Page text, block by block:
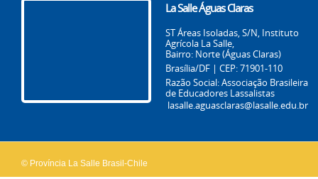
La Salle Águas Claras
ST Áreas Isoladas, S/N, Instituto
Agrícola La Salle,
Bairro: Norte (Águas Claras)
Brasília/DF | CEP: 71901-110
Razão Social: Associação Brasileira
de Educadores Lassalistas
lasalle.aguasclaras@lasalle.edu.br
© Província La Salle Brasil-Chile